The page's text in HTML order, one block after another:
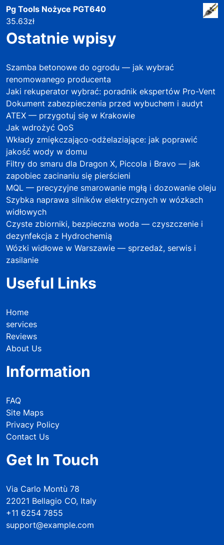
Pg Tools Nożyce PGT640
35.63zł
Ostatnie wpisy
Szamba betonowe do ogrodu — jak wybrać
renomowanego producenta
Jaki rekuperator wybrać: poradnik ekspertów Pro-Vent
Dokument zabezpieczenia przed wybuchem i audyt
ATEX — przygotuj się w Krakowie
Jak wdrożyć QoS
Wkłady zmiękczająco-odżelaziające: jak poprawić
jakość wody w domu
Filtry do smaru dla Dragon X, Piccola i Bravo — jak
zapobiec zacinaniu się pierścieni
MQL — precyzyjne smarowanie mgłą i dozowanie oleju
Szybka naprawa silników elektrycznych w wózkach
widłowych
Czyste zbiorniki, bezpieczna woda — czyszczenie i
dezynfekcja z Hydrochemią
Wózki widłowe w Warszawie — sprzedaż, serwis i
zasilanie
Useful Links
Home
services
Reviews
About Us
Information
FAQ
Site Maps
Privacy Policy
Contact Us
Get In Touch
Via Carlo Montù 78
22021 Bellagio CO, Italy
+11 6254 7855
support@example.com